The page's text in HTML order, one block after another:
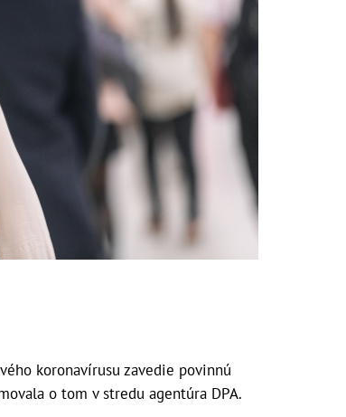
koronavírusu zavedie povinnú
o tom v stredu agentúra DPA.